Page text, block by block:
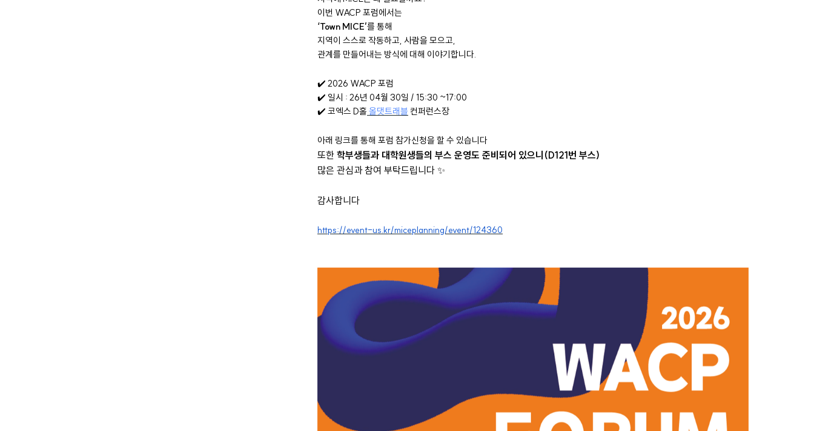
이번 WACP 포럼에서는
‘Town MICE’를 통해
지역이 스스로 작동하고, 사람을 모으고,
관계를 만들어내는 방식에 대해 이야기합니다.
✔️ 2026 WACP 포럼
✔️ 일시 : 26년 04월 30일 / 15:30 ~17:00
✔️ 코엑스 D홀 올댓트래블 컨퍼런스장
아래 링크를 통해 포럼 참가신청을 할 수 있습니다
또한 학부생들과 대학원생들의 부스 운영도 준비되어 있으니 (D121번 부스)
많은 관심과 참여 부탁드립니다 ✨
감사합니다
https://event-us.kr/miceplanning/event/124360